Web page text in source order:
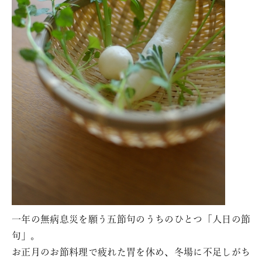
一年の無病息災を願う五節句のうちのひとつ「人日の節
句」。
お正月のお節料理で疲れた胃を休め、冬場に不足しがち